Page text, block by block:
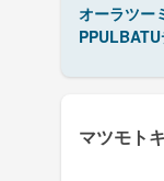
オーラツー
マツモト